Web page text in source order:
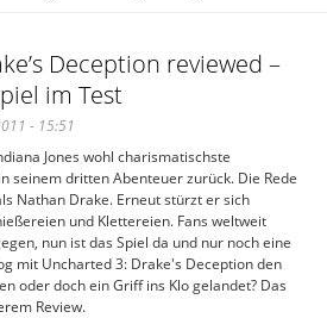
Deception reviewed –
im Test
- 15:51
Jones wohl charismatischste
seinem dritten Abenteuer zurück. Die Rede
Nathan Drake. Erneut stürzt er sich
und Klettereien. Fans weltweit
nun ist das Spiel da und nur noch eine
mit Uncharted 3: Drake's Deception den
oder doch ein Griff ins Klo gelandet? Das
Review.